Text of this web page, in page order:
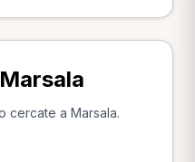
cercate a Marsala.